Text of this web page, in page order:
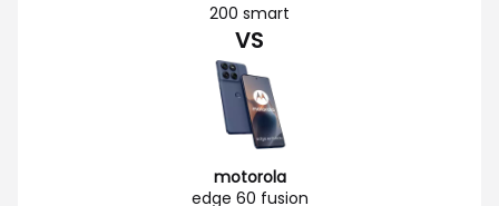
200 smart
VS
motorola
edge 60 fusion